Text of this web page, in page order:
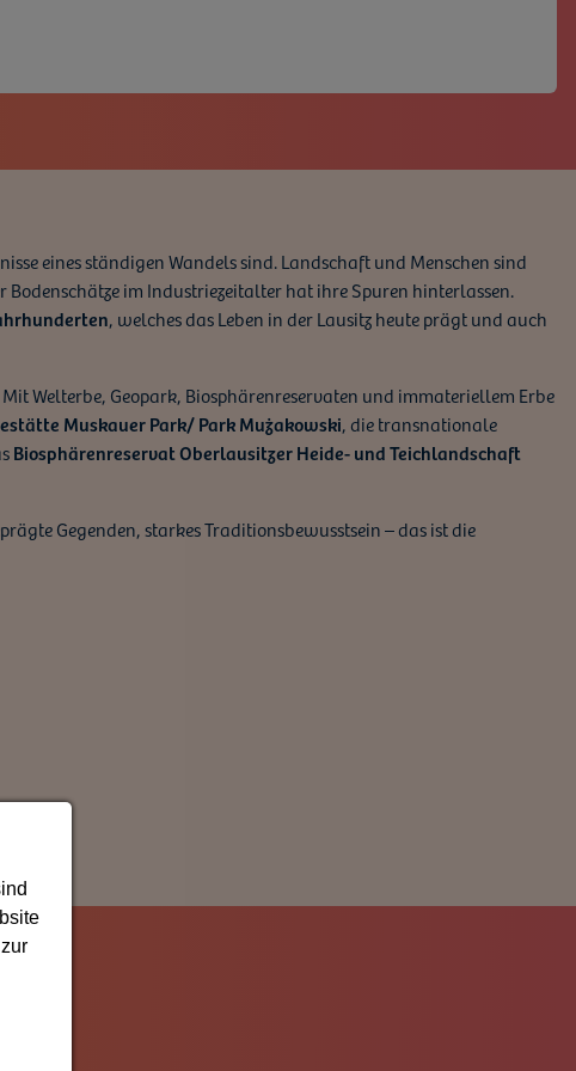
eines ständigen Wandels sind. Landschaft und Menschen sind
im Industriezeitalter hat ihre Spuren hinterlassen.
, welches das Leben in der Lausitz heute prägt und auch
Welterbe, Geopark, Biosphärenreservaten und immateriellem Erbe
Muskauer Park/ Park Mużakowski, die transnationale
Biosphärenreservat Oberlausitzer Heide- und Teichlandschaft
Gegenden, starkes Traditionsbewusstsein – das ist die